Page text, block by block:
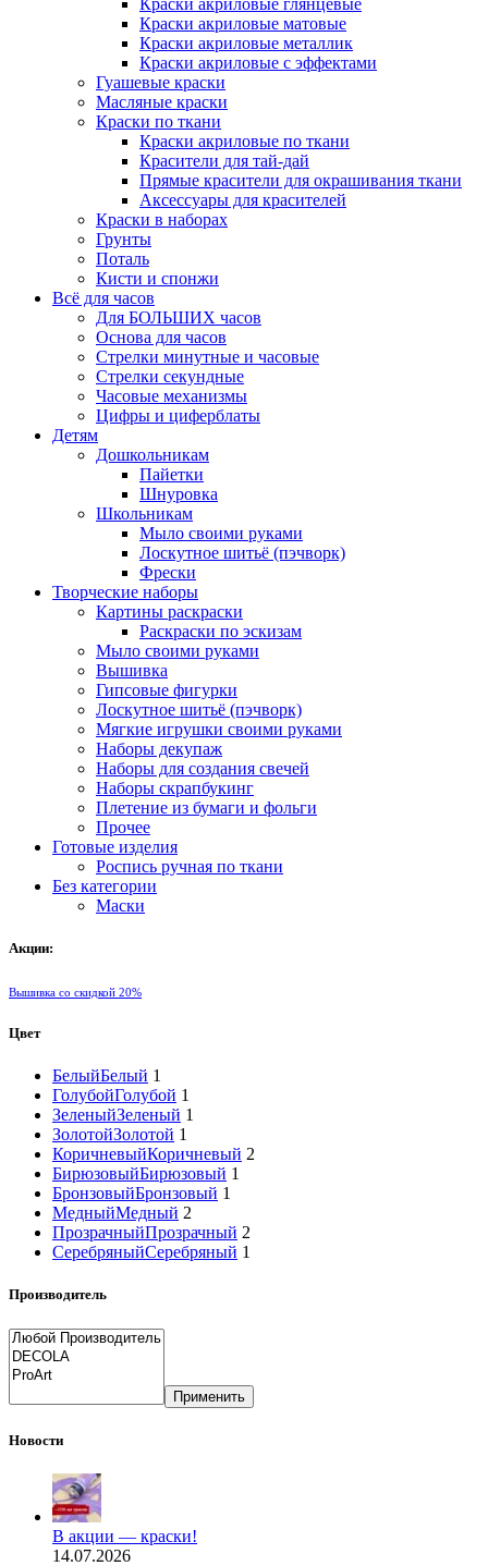
Краски акриловые матовые
Краски акриловые металлик
Краски акриловые с эффектами
Гуашевые краски
Масляные краски
Краски по ткани
Краски акриловые по ткани
Красители для тай-дай
Прямые красители для окрашивания ткани
Аксессуары для красителей
Краски в наборах
Грунты
Поталь
Кисти и спонжи
Всё для часов
Для БОЛЬШИХ часов
Основа для часов
Стрелки минутные и часовые
Стрелки секундные
Часовые механизмы
Цифры и циферблаты
Детям
Дошкольникам
Пайетки
Шнуровка
Школьникам
Мыло своими руками
Лоскутное шитьё (пэчворк)
Фрески
Творческие наборы
Картины раскраски
Раскраски по эскизам
Мыло своими руками
Вышивка
Гипсовые фигурки
Лоскутное шитьё (пэчворк)
Мягкие игрушки своими руками
Наборы декупаж
Наборы для создания свечей
Наборы скрапбукинг
Плетение из бумаги и фольги
Прочее
Готовые изделия
Роспись ручная по ткани
Без категории
Маски
Акции:
Вышивка со скидкой 20%
Цвет
БелыйБелый 1
ГолубойГолубой 1
ЗеленыйЗеленый 1
ЗолотойЗолотой 1
КоричневыйКоричневый 2
БирюзовыйБирюзовый 1
БронзовыйБронзовый 1
МедныйМедный 2
ПрозрачныйПрозрачный 2
СеребряныйСеребряный 1
Производитель
Применить
Новости
В акции — краски!
14.07.2026